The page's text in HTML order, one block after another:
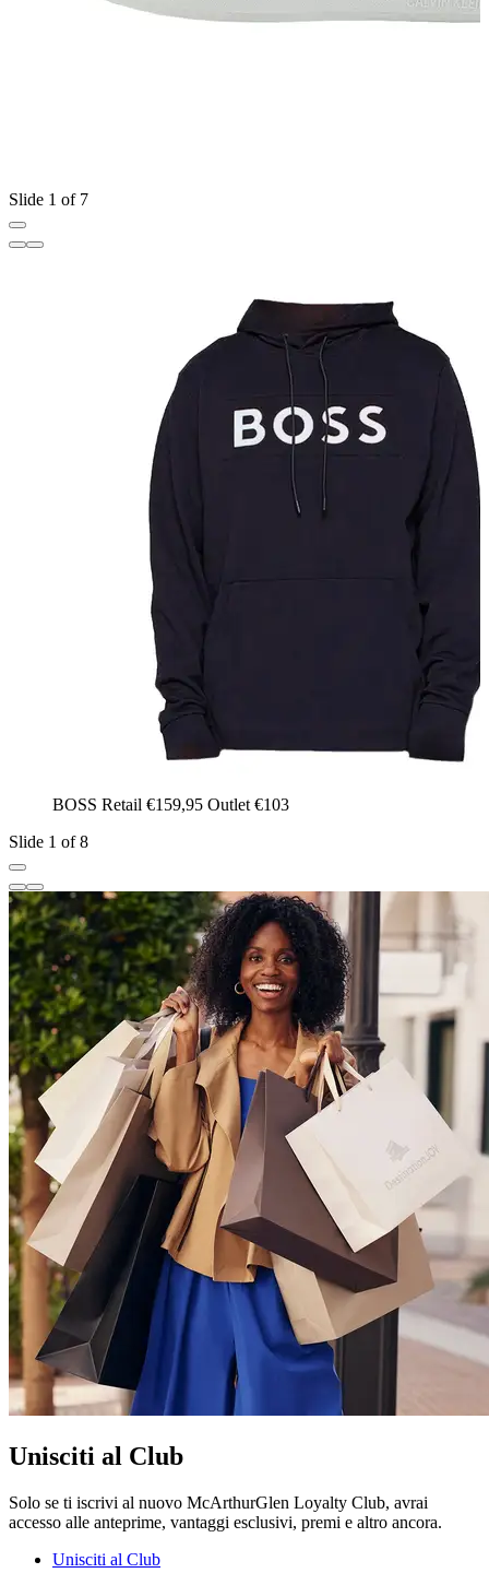
Slide 1 of 7
BOSS Retail €159,95 Outlet €103
Slide 1 of 8
Unisciti al Club
Solo se ti iscrivi al nuovo McArthurGlen Loyalty Club, avrai
accesso alle anteprime, vantaggi esclusivi, premi e altro ancora.
Unisciti al Club